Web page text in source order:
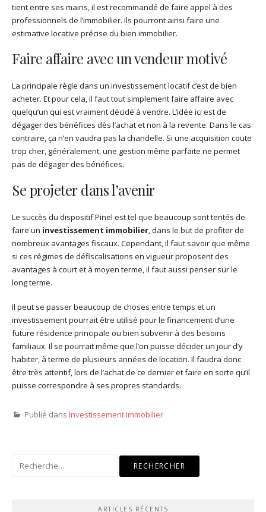
tient entre ses mains, il est recommandé de faire appel à des
professionnels de l’immobilier. Ils pourront ainsi faire une
estimative locative précise du bien immobilier.
Faire affaire avec un vendeur motivé
La principale règle dans un investissement locatif c’est de bien
acheter. Et pour cela, il faut tout simplement faire affaire avec
quelqu’un qui est vraiment décidé à vendre. L’idée ici est de
dégager des bénéfices dès l’achat et non à la revente. Dans le cas
contraire, ça n’en vaudra pas la chandelle. Si une acquisition coute
trop cher, généralement, une gestion même parfaite ne permet
pas de dégager des bénéfices.
Se projeter dans l’avenir
Le succès du dispositif Pinel est tel que beaucoup sont tentés de
faire un investissement immobilier, dans le but de profiter de
nombreux avantages fiscaux. Cependant, il faut savoir que même
si ces régimes de défiscalisations en vigueur proposent des
avantages à court et à moyen terme, il faut aussi penser sur le
long terme.
Il peut se passer beaucoup de choses entre temps et un
investissement pourrait être utilisé pour le financement d’une
future résidence principale ou bien subvenir à des besoins
familiaux. Il se pourrait même que l’on puisse décider un jour d’y
habiter, à terme de plusieurs années de location. Il faudra donc
être très attentif, lors de l’achat de ce dernier et faire en sorte qu’il
puisse correspondre à ses propres standards.
Publié dans Investissement Immobilier
Rechercher :
ARTICLES RÉCENTS